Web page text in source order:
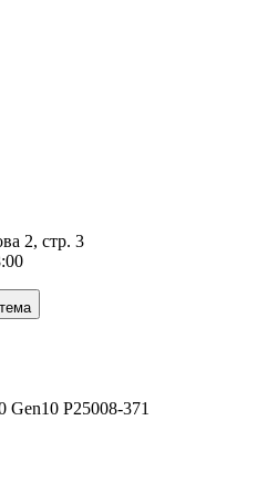
2, стр. 3
P25008-371